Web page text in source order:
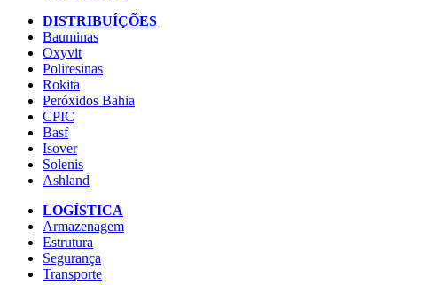
DISTRIBUÍÇÕES
Bauminas
Oxyvit
Poliresinas
Rokita
Peróxidos Bahia
CPIC
Basf
Isover
Solenis
Ashland
LOGÍSTICA
Armazenagem
Estrutura
Segurança
Transporte